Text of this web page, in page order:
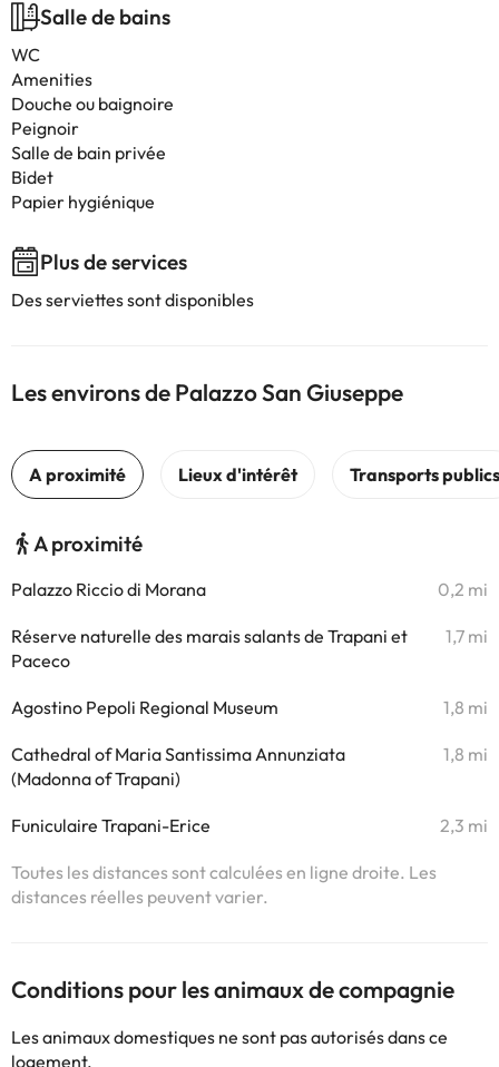
Salle de bains
WC
Amenities
Douche ou baignoire
Peignoir
Salle de bain privée
Bidet
Papier hygiénique
Plus de services
Des serviettes sont disponibles
Les environs de Palazzo San Giuseppe
A proximité
Palazzo Riccio di Morana 0,2 mi
Réserve naturelle des marais salants de Trapani et
Paceco
1,7 mi
Agostino Pepoli Regional Museum 1,8 mi
Cathedral of Maria Santissima Annunziata
(Madonna of Trapani)
1,8 mi
Funiculaire Trapani-Erice 2,3 mi
Toutes les distances sont calculées en ligne droite. Les
distances réelles peuvent varier.
Conditions pour les animaux de compagnie
Les animaux domestiques ne sont pas autorisés dans ce
logement.